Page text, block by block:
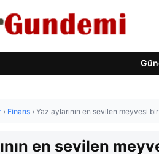
› Finans › Yaz aylarının en sevilen meyvesi
en sevilen